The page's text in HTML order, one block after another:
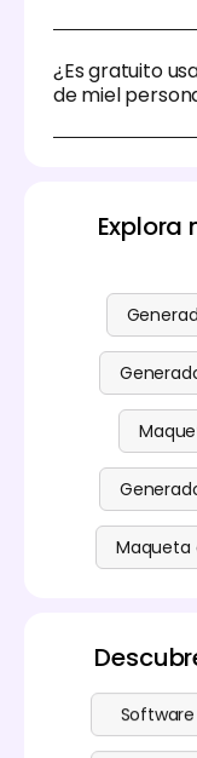
Comienza con
imprimibles y
servicios de
¿Es gratuito
de miel
nuestra
página
Explora
Maqueta